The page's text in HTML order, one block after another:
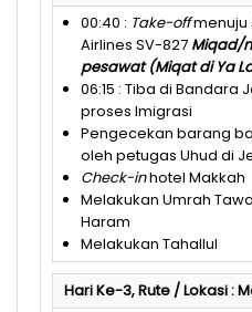
00:40 : Take-offmenuju
Airlines SV-827 Miqad/
pesawat(MiqatdiYa
06:15 : Tiba di
proses Imigrasi
Pengecekan barang
oleh petugas Uhud di
Check-inhotel Makkah
Melakukan Umrah
Haram
Melakukan Tahallul
Hari Ke-3, Rute / Lokasi :